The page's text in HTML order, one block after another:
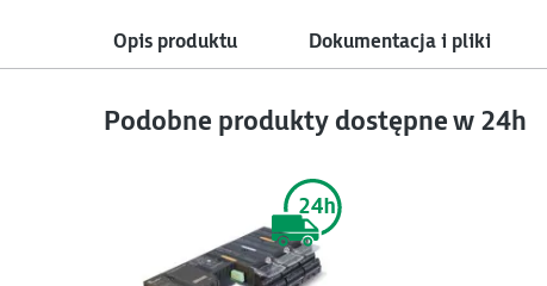
Opis produktu Dokumentacja i pliki
Podobne produkty dostępne w 24h